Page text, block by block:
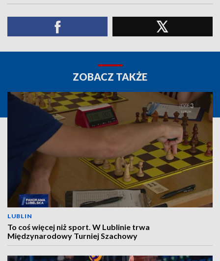
ZOBACZ TAKŻE
LUBLIN
To coś więcej niż sport. W Lublinie trwa
Międzynarodowy Turniej Szachowy